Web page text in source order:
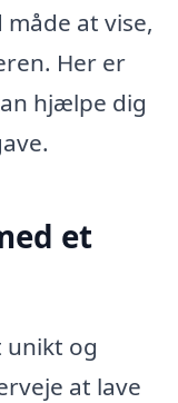
at vise,
Her er
hjælpe dig
et
unikt og
at lave